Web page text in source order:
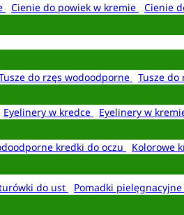
Cienie do powiek w kremie Cienie
do rzęs wodoodporne Tusze do
Eyelinery w kredce Eyelinery w
kredki do oczu
Kolorowe
do ust Pomadki